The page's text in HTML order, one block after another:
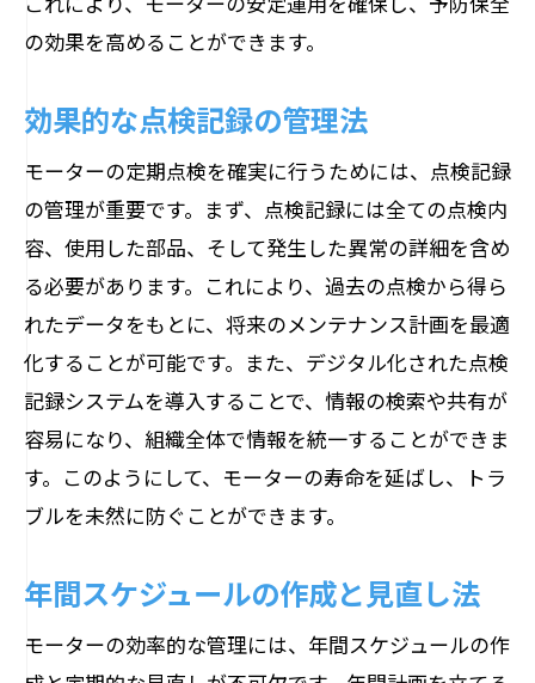
の効果を高めることができます。
効果的な点検記録の管理法
モーターの定期点検を確実に行うためには、点検記録
の管理が重要です。まず、点検記録には全ての点検内
容、使用した部品、そして発生した異常の詳細を含め
る必要があります。これにより、過去の点検から得ら
れたデータをもとに、将来のメンテナンス計画を最適
化することが可能です。また、デジタル化された点検
記録システムを導入することで、情報の検索や共有が
容易になり、組織全体で情報を統一することができま
す。このようにして、モーターの寿命を延ばし、トラ
ブルを未然に防ぐことができます。
年間スケジュールの作成と見直し法
モーターの効率的な管理には、年間スケジュールの作